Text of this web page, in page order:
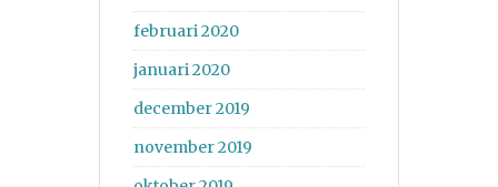
februari 2020
januari 2020
december 2019
november 2019